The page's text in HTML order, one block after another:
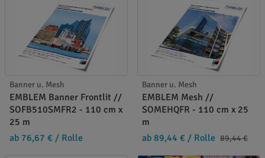
Banner u. Mesh
EMBLEM Banner Frontlit //
SOFB510SMFR2 - 110 cm x
25 m
ab 76,67 € / Rolle
Banner u. Mesh
EMBLEM Mesh //
SOMEHQFR - 110 cm x 25
m
ab 89,44 € / Rolle 89,44 €